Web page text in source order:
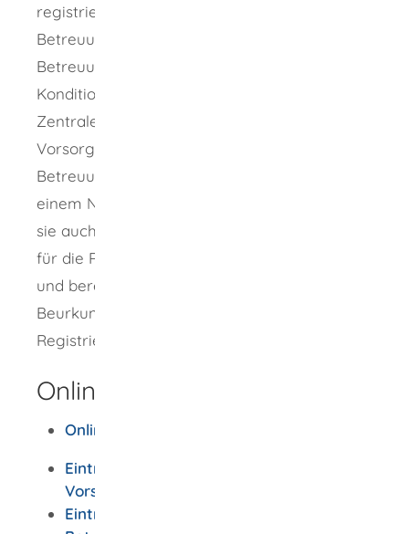
registrierte Notare, Rechtsanwälte,
Betreuungsvereine oder
Betreuungsbehörden) gelten besondere
Konditionen für Registrierungen beim
Zentralen Vorsorgeregister. Haben Sie Ihre
Vorsorgevollmacht beziehungsweise
Betreuungsverfügung beispielsweise von
einem Notar beurkunden lassen, kann dieser
sie auch registrieren lassen. Der Notar erhält
für die Registrierung keine eigenen Gebühren
und berechnet Ihnen zusätzlich zu der
Beurkundungsgebühr nur die niedrigere
Registrierungsgebühr weiter.
Onlineantrag und Formulare
Onlineantrag Vorsorgeregister
Eintragung einer bestehenden
Vorsorgeurkunde
Eintragung weiterer Bevollmächtigter /